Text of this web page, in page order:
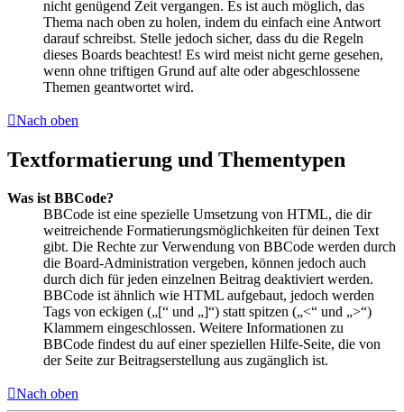
nicht genügend Zeit vergangen. Es ist auch möglich, das
Thema nach oben zu holen, indem du einfach eine Antwort
darauf schreibst. Stelle jedoch sicher, dass du die Regeln
dieses Boards beachtest! Es wird meist nicht gerne gesehen,
wenn ohne triftigen Grund auf alte oder abgeschlossene
Themen geantwortet wird.
Nach oben
Textformatierung und Thementypen
Was ist BBCode?
BBCode ist eine spezielle Umsetzung von HTML, die dir
weitreichende Formatierungsmöglichkeiten für deinen Text
gibt. Die Rechte zur Verwendung von BBCode werden durch
die Board-Administration vergeben, können jedoch auch
durch dich für jeden einzelnen Beitrag deaktiviert werden.
BBCode ist ähnlich wie HTML aufgebaut, jedoch werden
Tags von eckigen („[“ und „]“) statt spitzen („<“ und „>“)
Klammern eingeschlossen. Weitere Informationen zu
BBCode findest du auf einer speziellen Hilfe-Seite, die von
der Seite zur Beitragserstellung aus zugänglich ist.
Nach oben